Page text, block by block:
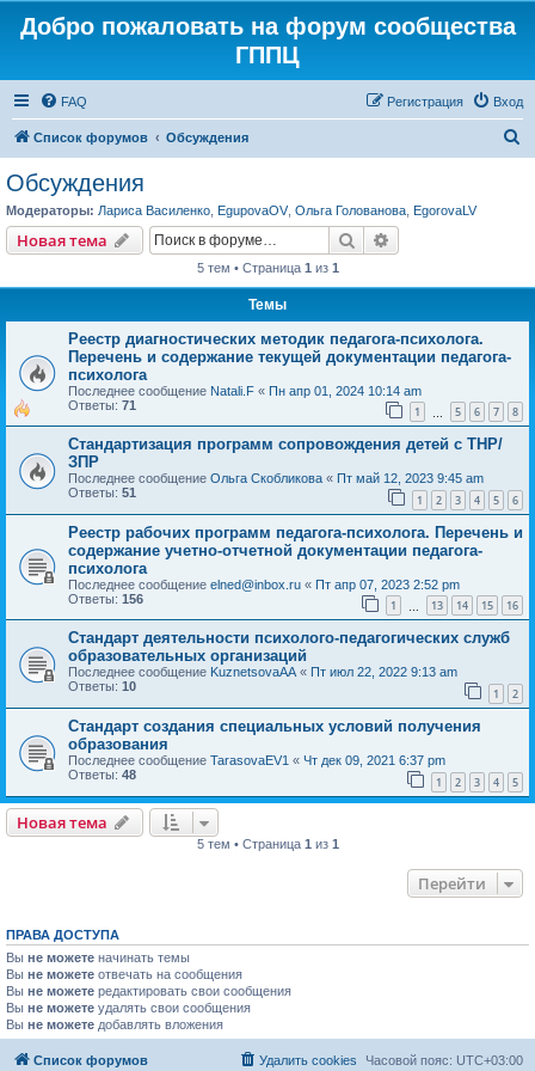
Добро пожаловать на форум сообщества
ГППЦ
FAQ Вход
Регистрация
Список форумов Обсуждения
Обсуждения
Модераторы: Лариса Василенко EgupovaOV, Ольга Голованова EgorovaLV
Новая тема Поиск
5 тем • Страница 1 из 1
Темы
Реестр диагностических методик педагога-психолога.
Перечень и содержание текущей документации педагога-
психолога
Последнее сообщение Natali.F « Пн апр 01, 2024 10:14 am
Ответы: 71 1 5 6 7 8
Стандартизация программ сопровождения детей с ТНР/
ЗПР
Последнее сообщение Ольга Скобликова « Пт май 12, 2023 9:45 am
Ответы: 51 1 2 3 4 5 6
Реестр рабочих программ педагога-психолога. Перечень и
содержание учетно-отчетной документации педагога-
психолога
Последнее сообщение elned@inbox.ru « Пт апр 07, 2023 2:52 pm
Ответы: 156 1 13 14 15 16
Стандарт деятельности психолого-педагогических служб
образовательных организаций
Последнее сообщение KuznetsovaAA« Пт июл 22, 2022 9:13 am
Ответы: 10 1 2
Стандарт создания специальных условий получения
образования
Последнее сообщение TarasovaEV1 « Чт дек 09, 2021 6:37 pm
Ответы: 48 1 2 3 4 5
Новая тема
5 тем • Страница 1 из 1
Перейти
ПРАВА ДОСТУПА
Вы не можете начинать темы
Вы не можете отвечать на сообщения
Вы не можете редактировать свои сообщения
Вы не можете удалять свои сообщения
Вы не можете добавлять вложения
Список форумов Часовой пояс: UTC+03:00
Удалить cookies